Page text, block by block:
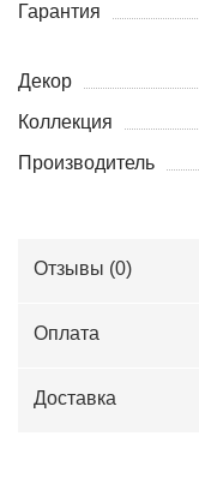
Гарантия
Декор
Коллекция
Производитель
Отзывы (0)
Оплата
Доставка